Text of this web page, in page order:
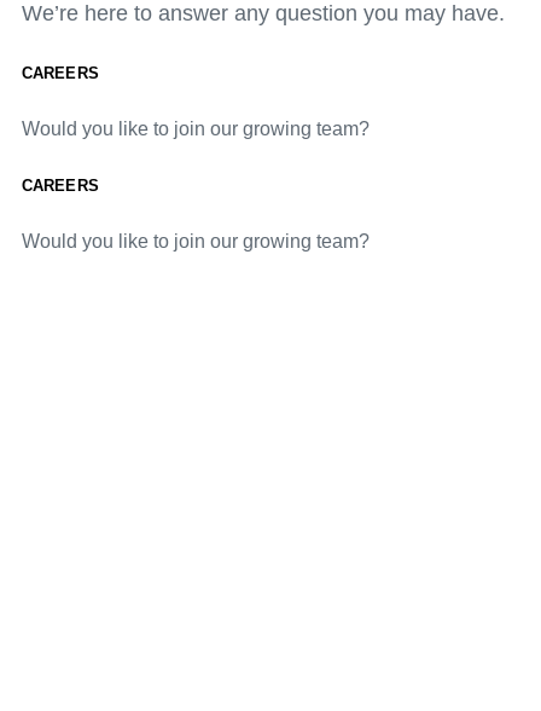
We’re here to answer any question you may have.
CAREERS
Would you like to join our growing team?
CAREERS
Would you like to join our growing team?